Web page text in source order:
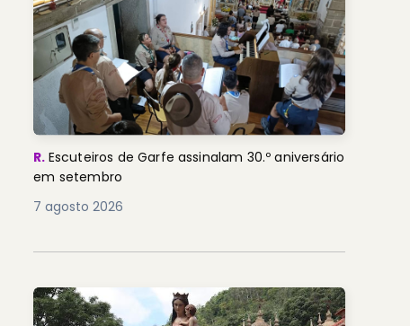
R. Escuteiros de Garfe assinalam 30.º aniversário
em setembro
7 agosto 2026